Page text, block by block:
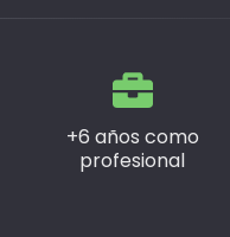
+6 años como
profesional